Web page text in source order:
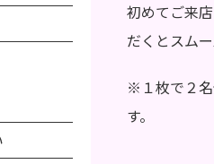
初めてご来
だくとスムー
※１枚で２
す。